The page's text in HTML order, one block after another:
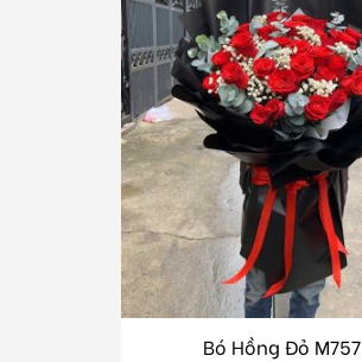
Bó Hồng Đỏ M757